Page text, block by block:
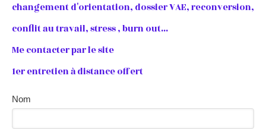
changement d'orientation, dossier VAE, reconversion,
conflit au travail, stress , burn out...
Me contacter par le site
1er entretien à distance offert
Nom